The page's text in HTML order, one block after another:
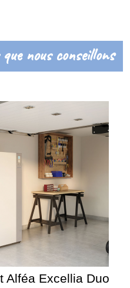
nous conseillons
Alféa Excellia Duo